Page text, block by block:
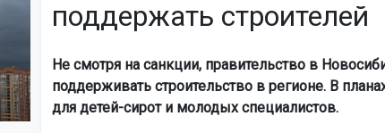
поддержать строителей
Не смотря на санкции, правительство в
поддерживать строительство в регионе. В
для детей-сирот и молодых специалистов.